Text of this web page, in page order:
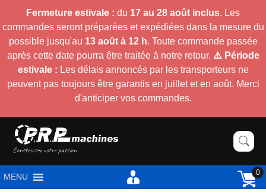
Fermeture estivale : du 17 au 28 août inclus. Les
commandes seront préparées et expédiées dans la mesure du
possible jusqu'au 13 août à 12 h. Toute commande passée
après cette date pourra être traitée à notre retour. ⚠️ Période
estivale : Les délais annoncés par les transporteurs ne
peuvent pas toujours être garantis en juillet et en août. Merci
d'anticiper vos commandes.
MENU 0